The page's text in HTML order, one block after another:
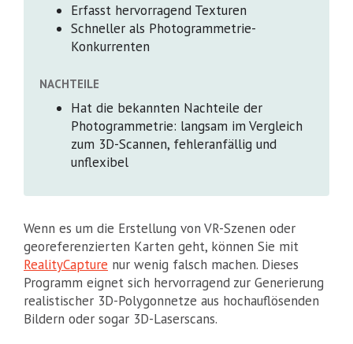
Erfasst hervorragend Texturen
Schneller als Photogrammetrie-
Konkurrenten
NACHTEILE
Hat die bekannten Nachteile der
Photogrammetrie: langsam im Vergleich
zum 3D-Scannen, fehleranfällig und
unflexibel
Wenn es um die Erstellung von VR-Szenen oder
georeferenzierten Karten geht, können Sie mit
RealityCapture nur wenig falsch machen. Dieses
Programm eignet sich hervorragend zur Generierung
realistischer 3D-Polygonnetze aus hochauflösenden
Bildern oder sogar 3D-Laserscans.